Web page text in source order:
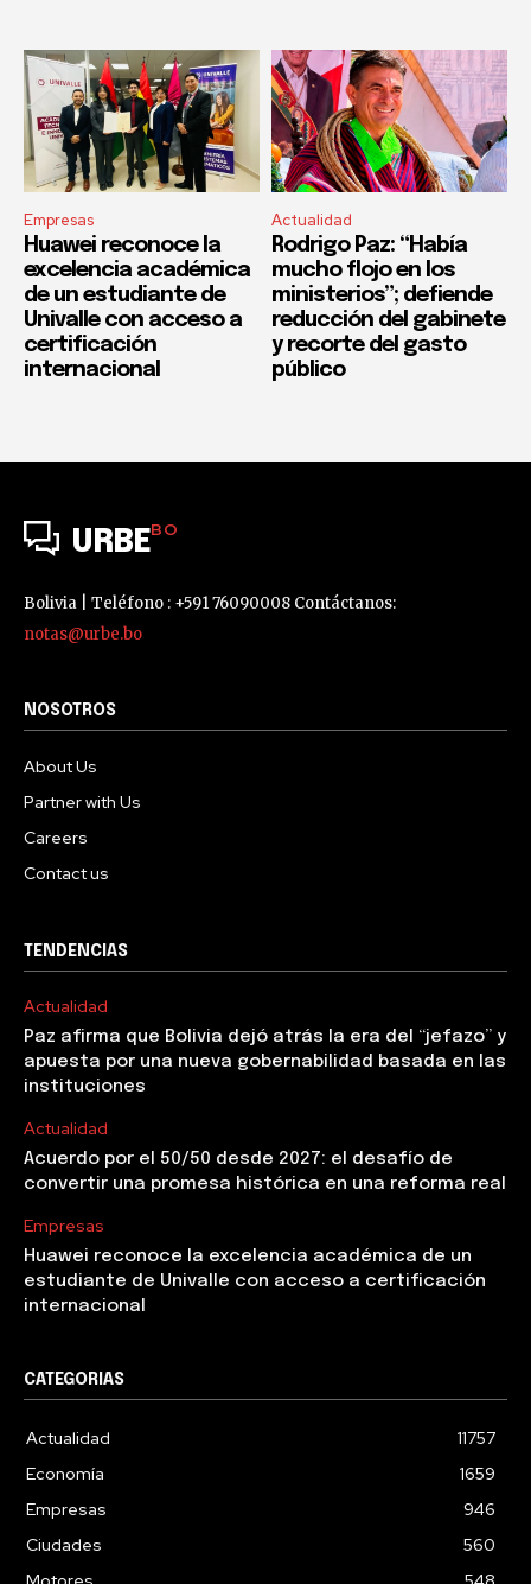
Empresas
Huawei reconoce la
excelencia académica
de un estudiante de
Univalle con acceso a
certificación
internacional
Actualidad
Rodrigo Paz: “Había
mucho flojo en los
ministerios”; defiende
reducción del gabinete
y recorte del gasto
público
URBEBO
Bolivia | Teléfono : +591 76090008 Contáctanos:
notas@urbe.bo
NOSOTROS
About Us
Partner with Us
Careers
Contact us
TENDENCIAS
Actualidad
Paz afirma que Bolivia dejó atrás la era del “jefazo” y
apuesta por una nueva gobernabilidad basada en las
instituciones
Actualidad
Acuerdo por el 50/50 desde 2027: el desafío de
convertir una promesa histórica en una reforma real
Empresas
Huawei reconoce la excelencia académica de un
estudiante de Univalle con acceso a certificación
internacional
CATEGORIAS
Actualidad
11757
Economía
1659
Empresas
946
Ciudades
560